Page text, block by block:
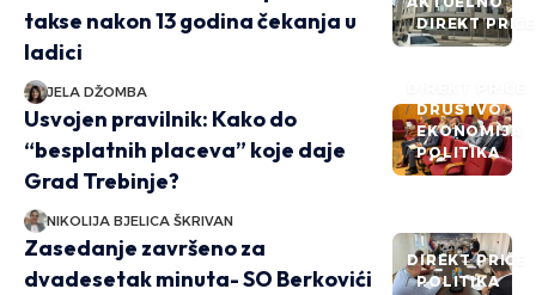
DIREKT PRIČE
takse nakon 13 godina čekanja u
ladici
JELA DŽOMBA
DRUŠTVO
EKONOMIJA
POLITIKA
Usvojen pravilnik: Kako do
“besplatnih placeva” koje daje
Grad Trebinje?
NIKOLIJA BJELICA ŠKRIVAN
DIREKT PRIČE
POLITIKA
Zasedanje završeno za
dvadesetak minuta- SO Berkovići